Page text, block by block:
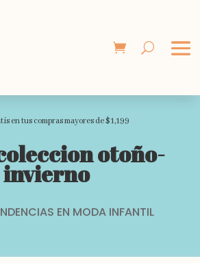
en tus compras mayores de $1,199
otoño-
invierno
EN MODA INFANTIL